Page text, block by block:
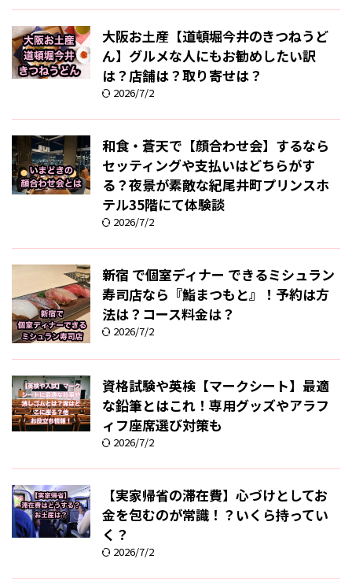
大阪お土産【道頓堀今井のきつねうど
ん】グルメな人にもお勧めしたい訳
は？店舗は？取り寄せは？
2026/7/2
和食・蒼天で【顔合わせ会】するなら
セッティングや支払いはどちらがす
る？夜景が素敵な紀尾井町プリンスホ
テル35階にて体験談
2026/7/2
新宿 で個室ディナー できるミシュラン
寿司店なら『鮨まつもと』！予約は方
法は？コース料金は？
2026/7/2
資格試験や英検【マークシート】最適
な鉛筆とはこれ！専用グッズやアラフ
ィフ座席選び対策も
2026/7/2
【実家帰省の滞在費】心づけとしてお
金を包むのが常識！？いくら持ってい
く？
2026/7/2